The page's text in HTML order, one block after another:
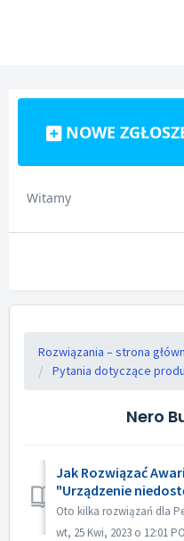
NOWE
Witamy
Rozwiązania – strona
Pytania dotyczące
Nero
Jak Rozwiązać
"Urządzenie
wt, 25 Kwi, 2023 o 12:01